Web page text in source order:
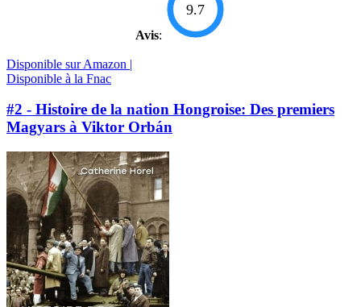
Avis:
9.7
Disponible sur Amazon |
Disponible à la Fnac
#2 - Histoire de la nation Hongroise: Des premiers
Magyars à Viktor Orbán